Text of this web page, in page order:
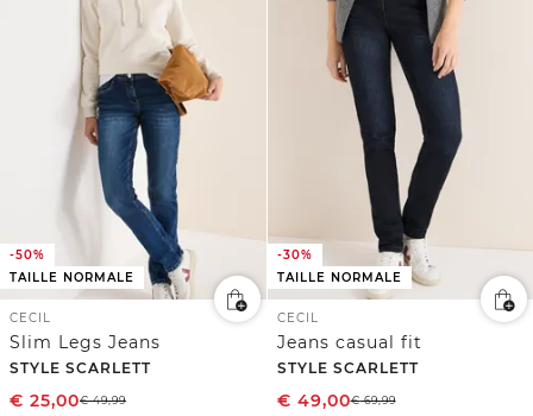
-50%
TAILLE NORMALE
CECIL
Slim Legs Jeans
STYLE SCARLETT
€ 25,00€49,99
-30%
TAILLE NORMALE
CECIL
Jeans casual fit
STYLE SCARLETT
€ 49,00€69,99